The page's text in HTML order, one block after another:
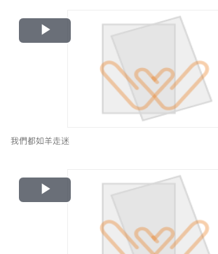
Play
Video
我們都如羊走迷
Play
Video